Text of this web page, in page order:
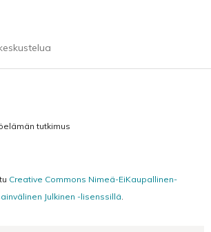
tutkimus
Creative Commons Nimeä-EiKaupallinen-
Julkinen -lisenssillä.